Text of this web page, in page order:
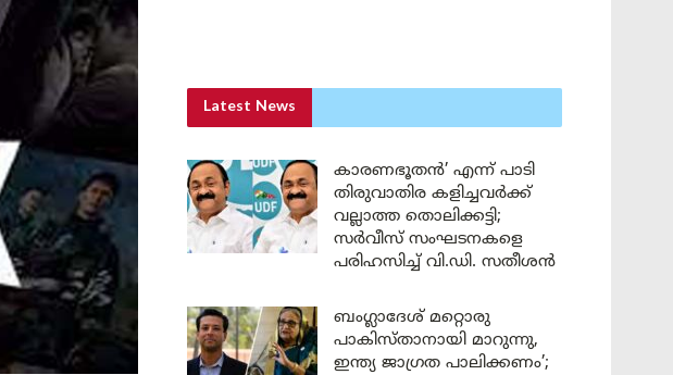
Latest News
കാരണഭൂതൻ’ എന്ന് പാടി
തിരുവാതിര കളിച്ചവർക്ക്
വല്ലാത്ത തൊലിക്കട്ടി;
സർവീസ് സംഘടനകളെ
പരിഹസിച്ച് വി.ഡി. സതീശൻ
ബംഗ്ലാദേശ് മറ്റൊരു
പാകിസ്താനായി മാറുന്നു,
ഇന്ത്യ ജാഗ്രത പാലിക്കണം’;